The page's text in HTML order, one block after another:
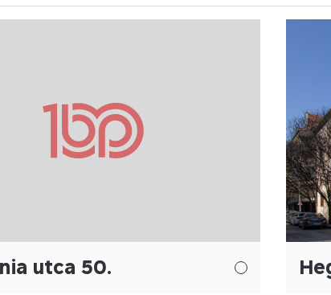
utca 50.